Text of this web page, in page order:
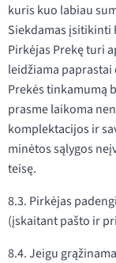
kuris kuo labiau
Siekdamas įsitikinti
Pirkėjas Prekę turi
leidžiama
Prekės tinkamumą
prasme laikoma
komplektacijos ir
minėtos sąlygos
teisę.
8.3. Pirkėjas
(įskaitant pašto ir
8.4. Jeigu